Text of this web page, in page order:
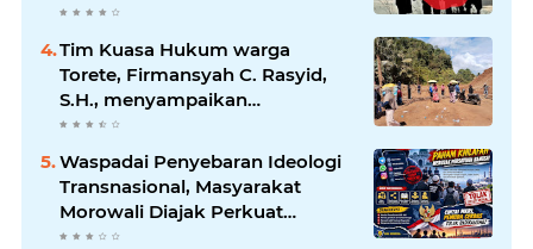
Tim Kuasa Hukum warga
Torete, Firmansyah C. Rasyid,
S.H., menyampaikan
permohonan maaf atas
kesalahpahaman yang
berkembang di ruang publik
Waspadai Penyebaran Ideologi
Transnasional, Masyarakat
Morowali Diajak Perkuat
Persatuan dan Wawasan